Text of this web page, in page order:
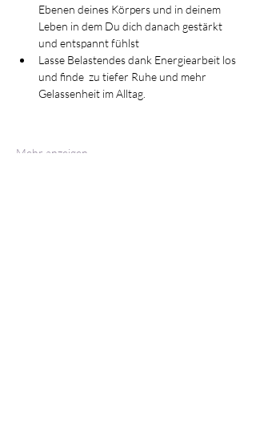
Ebenen deines Körpers und in deinem
Leben in dem Du dich danach gestärkt
und entspannt fühlst
Lasse Belastendes dank Energiearbeit los
und finde  zu tiefer Ruhe und mehr
Gelassenheit im Alltag.
Mehr anzeigen